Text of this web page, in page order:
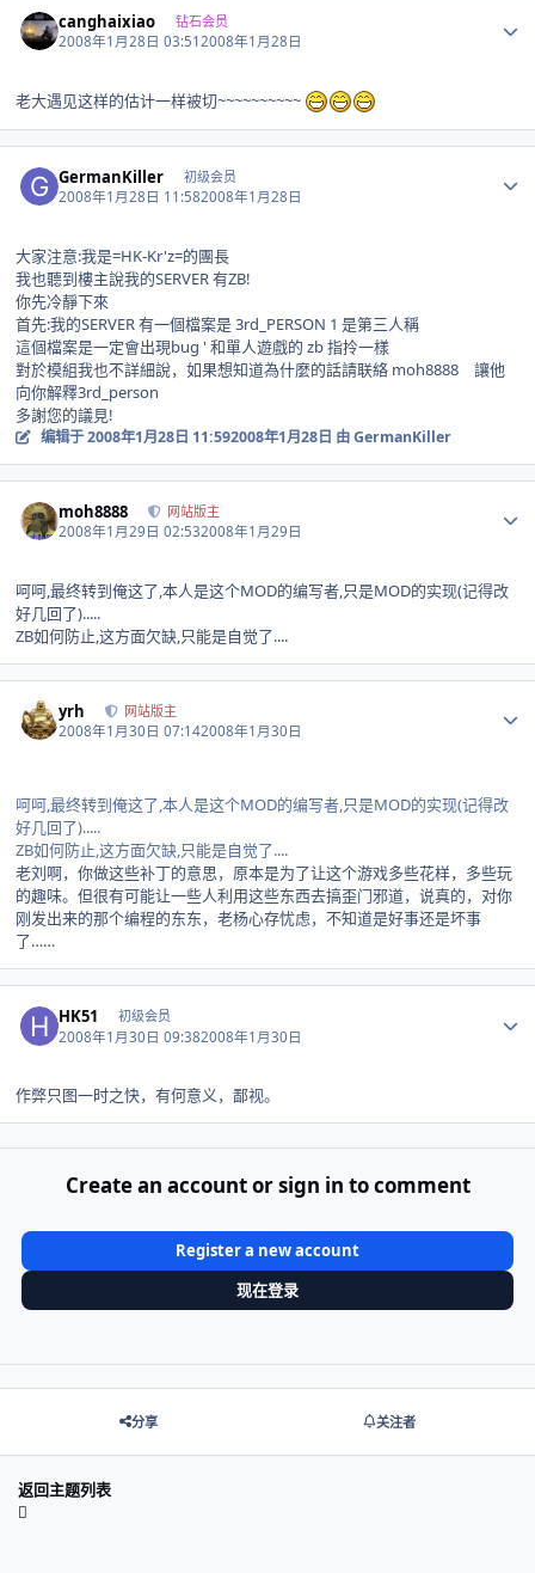
canghaixiao 钻石会员
2008年1月28日 03:512008年1月28日
老大遇见这样的估计一样被切~~~~~~~~~~
GermanKiller 初级会员
2008年1月28日 11:582008年1月28日
大家注意:我是=HK-Kr'z=的團長
我也聽到樓主說我的SERVER 有ZB!
你先冷靜下來
首先:我的SERVER 有一個檔案是 3rd_PERSON 1 是第三人稱
這個檔案是一定會出現bug ' 和單人遊戲的 zb 指拎一樣
對於模組我也不詳細說，如果想知道為什麼的話請联絡 moh8888 讓他
向你解釋3rd_person
多謝您的議見!
编辑于2008年1月28日 11:592008年1月28日 由 GermanKiller
moh8888 网站版主
2008年1月29日 02:532008年1月29日
呵呵,最终转到俺这了,本人是这个MOD的编写者,只是MOD的实现(记得改
好几回了).....
ZB如何防止,这方面欠缺,只能是自觉了....
yrh 网站版主
2008年1月30日 07:142008年1月30日
呵呵,最终转到俺这了,本人是这个MOD的编写者,只是MOD的实现(记得改
好几回了).....
ZB如何防止,这方面欠缺,只能是自觉了....
老刘啊，你做这些补丁的意思，原本是为了让这个游戏多些花样，多些玩
的趣味。但很有可能让一些人利用这些东西去搞歪门邪道，说真的，对你
刚发出来的那个编程的东东，老杨心存忧虑，不知道是好事还是坏事
了……
HK51 初级会员
2008年1月30日 09:382008年1月30日
作弊只图一时之快，有何意义，鄙视。
Create an account or sign in to comment
Register a new account
现在登录
分享 关注者
返回主题列表